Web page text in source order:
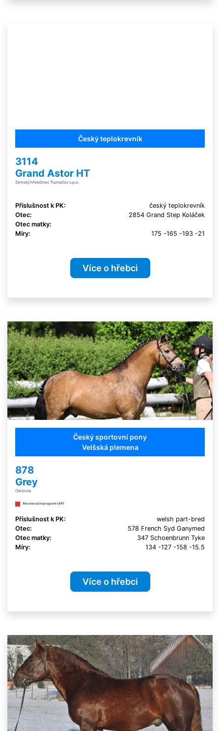
Český teplokrevník
3114
Grand Astor HT
Zemský hřebčinec Tlumačov s.p.o.
Příslušnost k PK:
český teplokrevník
Otec:
2854 Grand Step Koláček
Otec matky:
Míry:
175 -165 -193 -21
Více o hřebci
Český sportovní pony
Velšská plemena
878
Grey
Olešnice
Akcelerační program (AP)
Příslušnost k PK:
welsh part-bred
Otec:
578 French Syd Ganymed
Otec matky:
347 Schoenbrunn Tyke
Míry:
134 -127 -158 -15.5
Více o hřebci